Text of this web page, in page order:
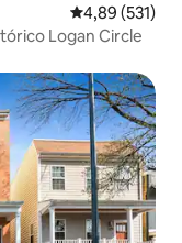
4,89 de uma
4,89 (531)
Logan Circle